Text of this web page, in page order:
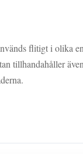
flitigt i olika
tillhandahåller